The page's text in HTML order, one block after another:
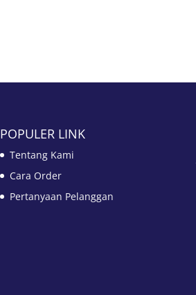
POPULER LINK
Tentang Kami
Cara Order
Pertanyaan Pelanggan